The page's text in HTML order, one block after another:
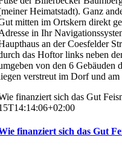
Heimatstadt). Ganz
mitten im Ortskern direkt
in Ihr
an der Coesfelder
das Hoftor links neben
von den 6 Gebäuden
verstreut im Dorf und am
finanziert sich das Gut
finanziert sich das Gut